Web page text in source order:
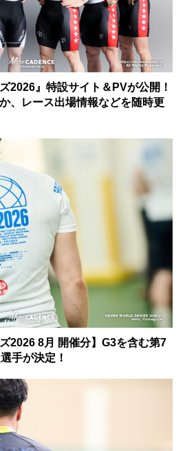
2026』特設サイト＆PVが公開！
、レース出場情報などを随時更
2026 8月 開催分】G3を含む第7
手が決定！